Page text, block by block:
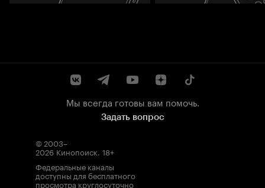
Мы всегда готовы вам помочь.
Задать вопрос
© 2003–
2026 Кинопоиск. 18+
Федеральные каналы
доступны для бесплатного
просмотра круглосуточно